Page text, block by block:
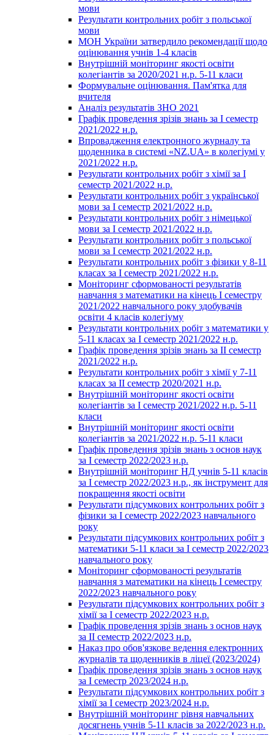
мови
Результати контрольних робіт з польської
мови
МОН України затвердило рекомендації щодо
оцінювання учнів 1-4 класів
Внутрішній моніторинг якості освіти
колегіантів за 2020/2021 н.р. 5-11 класи
Формувальне оцінювання. Пам'ятка для
вчителя
Аналіз результатів ЗНО 2021
Графік проведення зрізів знань за І семестр
2021/2022 н.р.
Впровадження електронного журналу та
щоденника в системі «NZ.UA» в колегіумі у
2021/2022 н.р.
Результати контрольних робіт з хімії за І
семестр 2021/2022 н.р.
Результати контрольних робіт з української
мови за І семестр 2021/2022 н.р.
Результати контрольних робіт з німецької
мови за І семестр 2021/2022 н.р.
Результати контрольних робіт з польської
мови за І семестр 2021/2022 н.р.
Результати контрольних робіт з фізики у 8-11
класах за І семестр 2021/2022 н.р.
Моніторинг сформованості результатів
навчання з математики на кінець І семестру
2021/2022 навчального року здобувачів
освіти 4 класів колегіуму
Результати контрольних робіт з математики у
5-11 класах за І семестр 2021/2022 н.р.
Графік проведення зрізів знань за ІІ семестр
2021/2022 н.р.
Результати контрольних робіт з хімії у 7-11
класах за ІІ семестр 2020/2021 н.р.
Внутрішній моніторинг якості освіти
колегіантів за І семестр 2021/2022 н.р. 5-11
класи
Внутрішній моніторинг якості освіти
колегіантів за 2021/2022 н.р. 5-11 класи
Графік проведення зрізів знань з основ наук
за І семестр 2022/2023 н.р.
Внутрішній моніторинг НД учнів 5-11 класів
за І семестр 2022/2023 н.р., як інструмент для
покращення якості освіти
Результати підсумкових контрольних робіт з
фізики за І семестр 2022/2023 навчального
року
Результати підсумкових контрольних робіт з
математики 5-11 класи за І семестр 2022/2023
навчального року
Моніторинг сформованості результатів
навчання з математики на кінець І семестру
2022/2023 навчального року
Результати підсумкових контрольних робіт з
хімії за І семестр 2022/2023 н.р.
Графік проведення зрізів знань з основ наук
за ІІ семестр 2022/2023 н.р.
Наказ про обов'язкове ведення електронних
журналів та щоденників в ліцеї (2023/2024)
Графік проведення зрізів знань з основ наук
за І семестр 2023/2024 н.р.
Результати підсумкових контрольних робіт з
хімії за І семестр 2023/2024 н.р.
Внутрішній моніторинг рівня навчальних
досягнень учнів 5-11 класів за 2022/2023 н.р.